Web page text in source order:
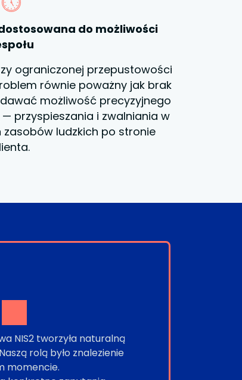
do możliwości
ograniczonej przepustowości
równie poważny jak brak
możliwość precyzyjnego
przyspieszania i zwalniania w
ludzkich po stronie
NIS2 tworzyła naturalną
rolą było znalezienie
momencie.